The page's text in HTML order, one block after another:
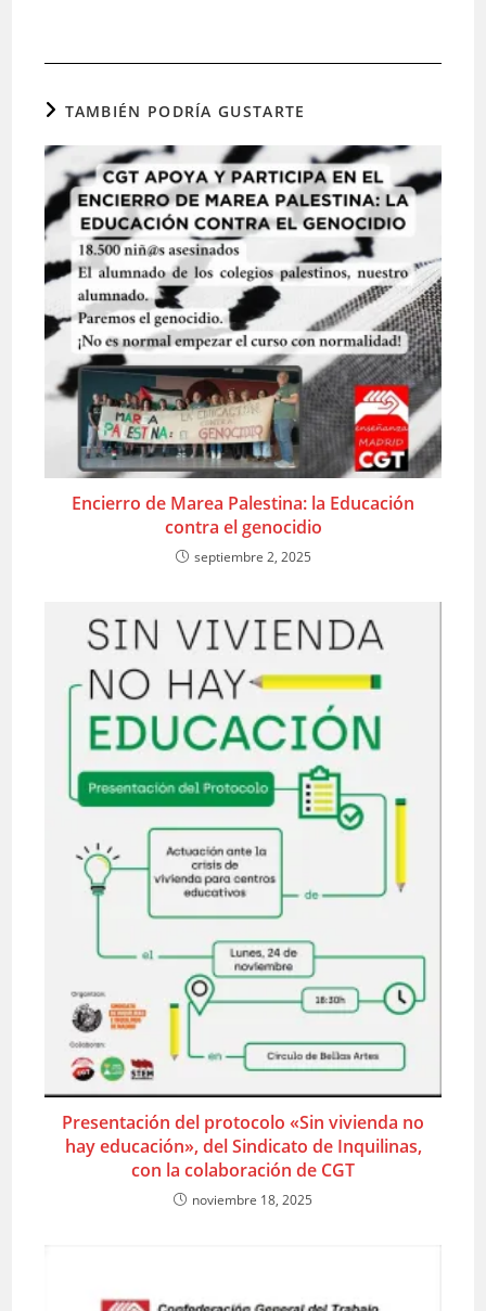
TAMBIÉN PODRÍA GUSTARTE
Encierro de Marea Palestina: la Educación
contra el genocidio
septiembre 2, 2025
Presentación del protocolo «Sin vivienda no
hay educación», del Sindicato de Inquilinas,
con la colaboración de CGT
noviembre 18, 2025